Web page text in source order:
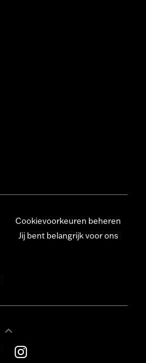
Cookievoorkeuren beheren
Jij bent belangrijk voor ons